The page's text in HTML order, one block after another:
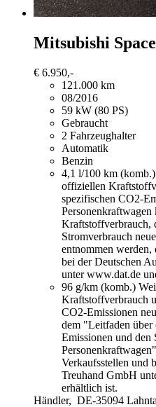
Mitsubishi
€ 6.950,-
121.000 km
08/2016
59 kW (80 PS)
Gebraucht
2 Fahrzeughalter
Automatik
Benzin
4,1 l/100 km (komb.)
offiziellen
spezifischen CO2-
Kraftstoffverbrauch,
Stromverbrauch
entnommen werden,
bei der Deutschen
unter www.dat.de
96 g/km (komb.)
Kraftstoffverbrauch
CO2-Emissionen
dem "Leitfaden
Emissionen und den
Verkaufsstellen und
Treuhand GmbH
erhältlich ist.
Händler, DE-35094